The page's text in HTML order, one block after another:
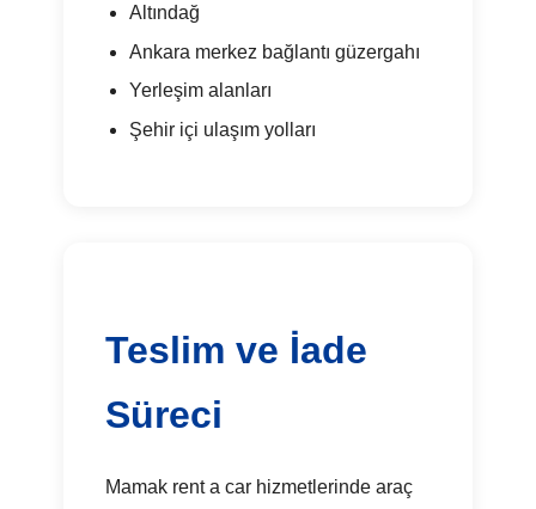
Altındağ
Ankara merkez bağlantı güzergahı
Yerleşim alanları
Şehir içi ulaşım yolları
Teslim ve İade
Süreci
Mamak rent a car hizmetlerinde araç